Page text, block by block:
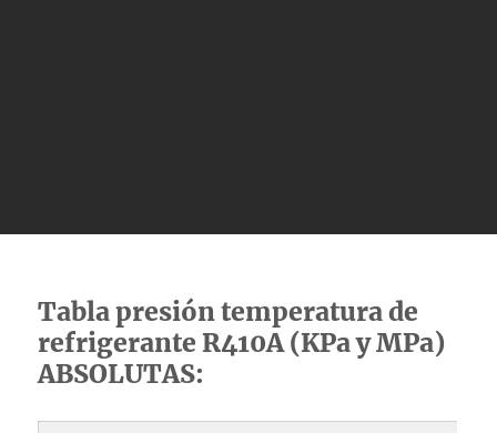
Tabla presión temperatura de
refrigerante R410A (KPa y MPa)
ABSOLUTAS: